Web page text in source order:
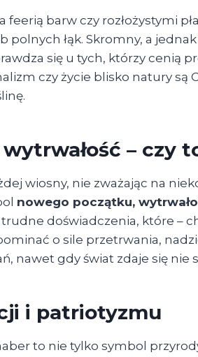
feerią barw czy rozłożystymi
polnych łąk. Skromny, a
się u tych, którzy cenią
czy życie blisko natury są
– czy
wiosny, nie zważając na
nowego początku,
doświadczenia, które –
o sile przetrwania,
nawet gdy świat zdaje się nie
i patriotyzmu
to nie tylko symbol